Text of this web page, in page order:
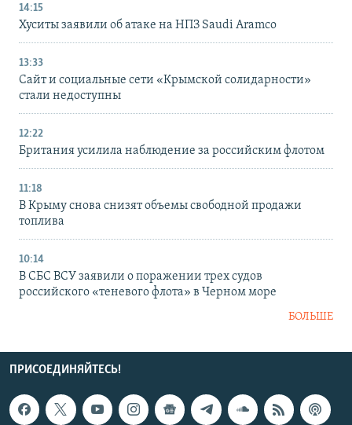
14:15
Хуситы заявили об атаке на НПЗ Saudi Aramco
13:33
Сайт и социальные сети «Крымской солидарности»
стали недоступны
12:22
Британия усилила наблюдение за российским флотом
11:18
В Крыму снова снизят объемы свободной продажи
топлива
10:14
В СБС ВСУ заявили о поражении трех судов
российского «теневого флота» в Черном море
БОЛЬШЕ
ПРИСОЕДИНЯЙТЕСЬ!